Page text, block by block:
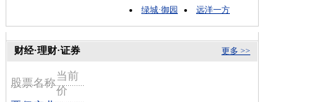
绿城·御园
远洋一方
更多 >>
财经·理财·证券
股票名称
当前
价